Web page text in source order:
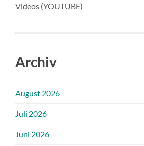
Videos (YOUTUBE)
Archiv
August 2026
Juli 2026
Juni 2026